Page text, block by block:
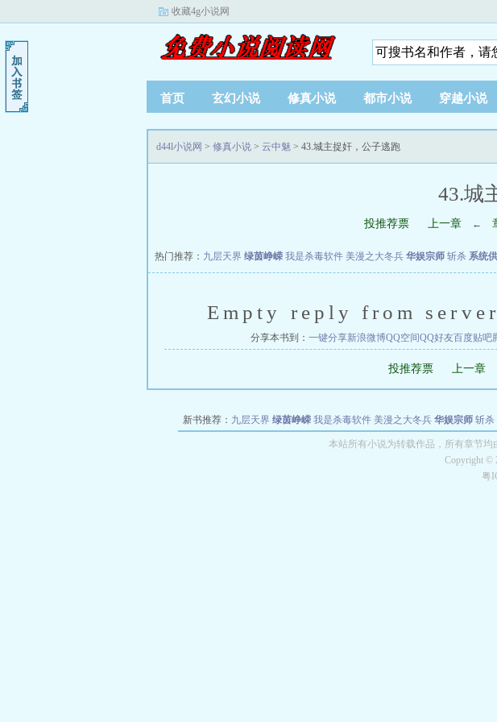
收藏4g小说网
首页 玄幻小说 修真小说 都市小说 穿越小说
d44l小说网 > 修真小说 > 云中魅 > 43.城主捉奸，公子逃跑
43.城
投推荐票 上一章 ←
热门推荐： 九层天界 绿茵峥嵘 我是杀毒软件 美漫之大冬兵 华娱宗师 斩杀 系统
Empty reply from server
分享本书到： 一键分享新浪微博QQ空间QQ好友百度贴吧
投推荐票 上一章
新书推荐： 九层天界 绿茵峥嵘 我是杀毒软件 美漫之大冬兵 华娱宗师 斩杀
都市全能巨星 绝对交易 全职武神 位面复
本站所有小说为转载作品，所有章节均
Copyright ©
粤